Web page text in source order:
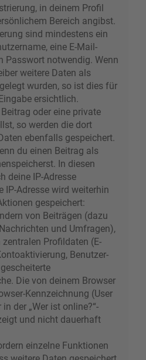
in deinem Profil
Bereich angibst.
sind mindestens ein
eine E-Mail-
Passwort notwendig. Wenn
weitere Daten als
wurden, so ist dies für
ersichtlich.
oder eine private
so werden die dort
ebenfalls gespeichert.
du einen Beitrag als
In diesen
deine IP-Adresse
IP-Adresse wird weiterhin
gespeichert:
von Beiträgen (dazu
und Umfragen),
Profildaten (E-
Benutzer-
Die von deinem Browser
Kennzeichnung (User
der „Wer ist online?“-
und nicht dauerhaft
einzelne Funktionen